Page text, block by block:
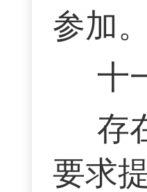
参加。
十
存
要求